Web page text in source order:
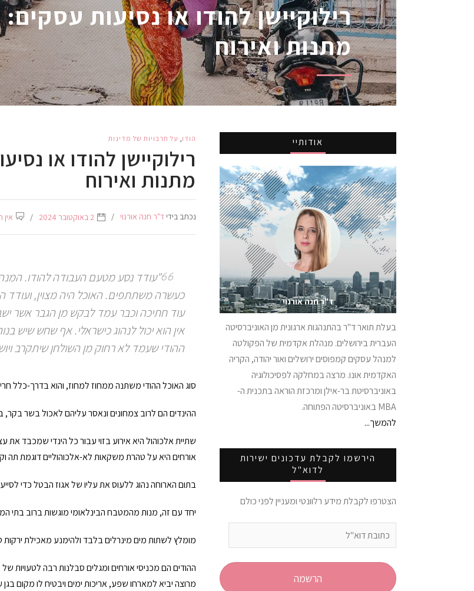
רילוקיישן להודו או נסיעות
מתנות ואירוח
הודו, על תרבויות של מדינות
רילוקיישן להודו או
מתנות ואירוח
נכתב בידיד"ר חנה אורנוי 2 באוקטובר 2024 אין
"עודד נסע מטעם העבודה להודו.
כעשרה משתתפים. האוכל היה מצוין,
עוד חתיכה וכבר עמד לבקש מן הגבר אשר
אין הוא יכול לנהוג כישראלי. אף שחש
ההודי שעמד לא רחוק מן השולחן שיתקרב
סוג האוכל ההודי משתנה ממחוז למחוז, והוא בדרך-כלל
ההינדים הם לרוב צמחונים ונאסר עליהם לאכול בשר
שתיית אלכוהול היא אירוע בזוי עבור כל הינדי שמכבד
אורחים היא על טהרת משקאות לא-אלכוהוליים דוגמת תה
בתום הארוחה נהוג ללעוס את עליו של אגוז הבטל כדי
יחד עם זה, מנות מהמטבח הבינלאומי מוגשות ברוב בתי
מומלץ לשתות מים מינרלים בלבד ולהימנע מאכילת ירקות
ההודים הם מכניסי אורחים ומגלים סבלנות רבה לטעויות
מרוצה יביא למארחו שפע, אריכות ימים ויבטיח לו מקום בגן
אודותיי
ד"ר חנה אורנוי
בעלת תואר ד"ר בהתנהגות ארגונית מן האוניברסיטה
העברית בירושלים. מנהלת אקדמית של הפקולטה
למנהל עסקים קמפוסים ירושלים ואור יהודה, הקריה
האקדמית אונו. מרצה במחלקה לפסיכולוגיה
באוניברסיטת בר-אילן ומרכזת הוראה בתכנית ה-
MBA באוניברסיטה הפתוחה.
להמשך...
הירשמו לקבלת עדכונים ישירות
לדוא"ל
הצטרפו לקבלת מידע רלוונטי ומעניין לפני כולם
הרשמה